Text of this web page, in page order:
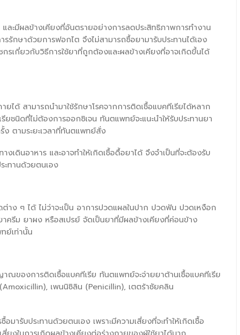
และมีผลข้างเคียงที่อันตรายอย่างการลดประสิทธิภาพการทำงาน
รักษาด้วยการฟอกไต จึงไม่สามารถซื้อยามารับประทานได้เอง
รเกี่ยวกับวิธีการใช้ยาที่ถูกต้องและผลข้างเคียงที่อาจเกิดขึ้นได้
ยได้ สามารถนำมาใช้รักษาโรคจากการติดเชื้อแบคทีเรียได้หลาก
ชนิดที่ไม่ต้องการออกซิเจน ทันตแพทย์จะแนะนำให้รับประทานยา
ง ตามระยะเวลาที่ทันตแพทย์สั่ง
งเดินอาหาร และอาจทำให้เกิดเชื้อดื้อยาได้ จึงจำเป็นที่จะต้องรับ
ะทานด้วยตนเอง
ต่าง ๆ ได้ ไม่ว่าจะเป็น อาการปวดแผลในปาก ปวดฟัน ปวดเหงือก
รีม ยาผง หรือสเปรย์ จัดเป็นยาที่มีผลข้างเคียงที่ค่อนข้าง
ย์เท่านั้น
ของการติดเชื้อแบคทีเรีย ทันตแพทย์จะจ่ายยาต้านเชื้อแบคทีเรีย
เพนนิซิลิน (Penicillin), เตตร้าซัยคลิน
ารับประทานด้วยตนเอง เพราะมีความเสี่ยงที่จะทำให้เกิดเชื้อ